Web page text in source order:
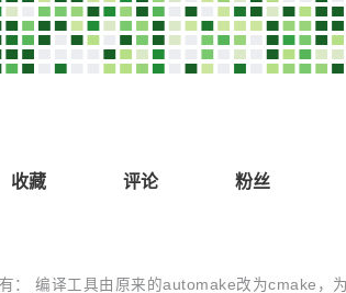
收藏 评论 粉丝
编译工具由原来的automake改为cmake，